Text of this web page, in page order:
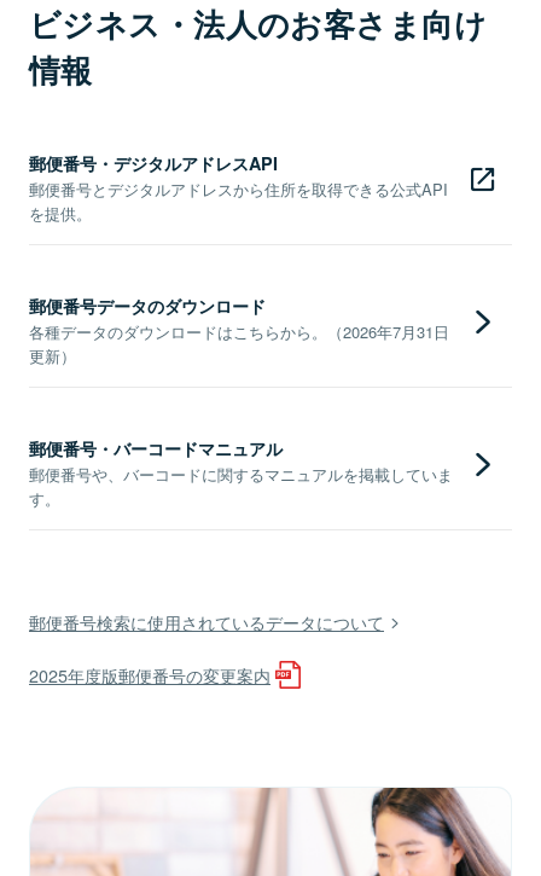
ビジネス・法人のお客さま向け
情報
郵便番号・デジタルアドレスAPI
郵便番号とデジタルアドレスから住所を取得できる公式API
を提供。
郵便番号データのダウンロード
各種データのダウンロードはこちらから。（2026年7月31日
更新）
郵便番号・バーコードマニュアル
郵便番号や、バーコードに関するマニュアルを掲載していま
す。
郵便番号検索に使用されているデータについて
2025年度版郵便番号の変更案内